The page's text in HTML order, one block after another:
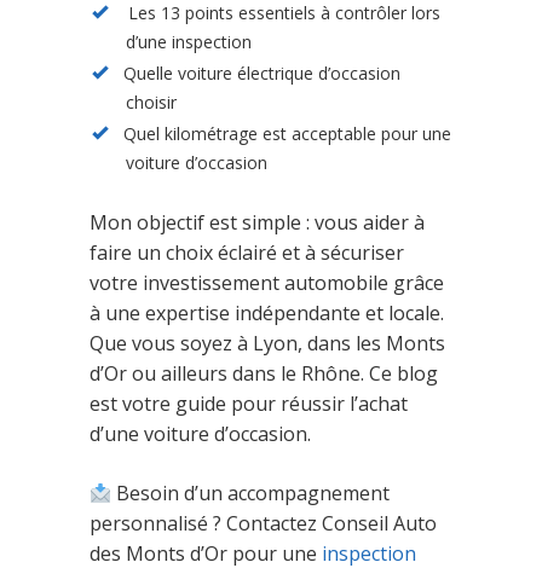
Les 13 points essentiels à contrôler lors
d’une inspection
Quelle voiture électrique d’occasion
choisir
Quel kilométrage est acceptable pour une
voiture d’occasion
Mon objectif est simple : vous aider à
faire un choix éclairé et à sécuriser
votre investissement automobile grâce
à une expertise indépendante et locale.
Que vous soyez à Lyon, dans les Monts
d’Or ou ailleurs dans le Rhône. Ce blog
est votre guide pour réussir l’achat
d’une voiture d’occasion.
Besoin d’un accompagnement
personnalisé ? Contactez Conseil Auto
des Monts d’Or pour une inspection